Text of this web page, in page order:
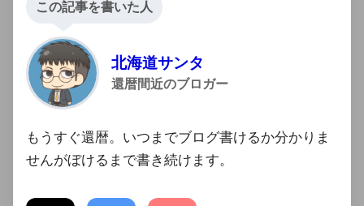
この記事を書いた人
北海道サンタ
還暦間近のブロガー
もうすぐ還暦。いつまでブログ書けるか分かりま
せんがぼけるまで書き続けます。